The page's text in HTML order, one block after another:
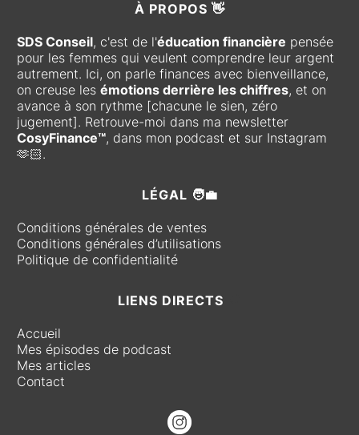
À PROPOS 👋
SDS Conseil, c'est de l'éducation financière pensée
pour les femmes qui veulent comprendre leur argent
autrement. Ici, on parle finances avec bienveillance,
on creuse les émotions derrière les chiffres, et on
avance à son rythme [chacune le sien, zéro
jugement]. Retrouve-moi dans ma newsletter
CosyFinance™, dans mon podcast et sur Instagram
🫶🏻.
LÉGAL 🧑‍💼
Conditions générales de ventes
Conditions générales d’utilisations
Politique de confidentialité
LIENS DIRECTS
Accueil
Mes épisodes de podcast
Mes articles
Contact